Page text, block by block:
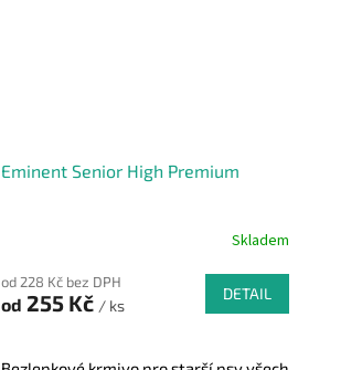
Eminent Senior High Premium
Skladem
od 228 Kč bez DPH
od 255 Kč / ks
DETAIL